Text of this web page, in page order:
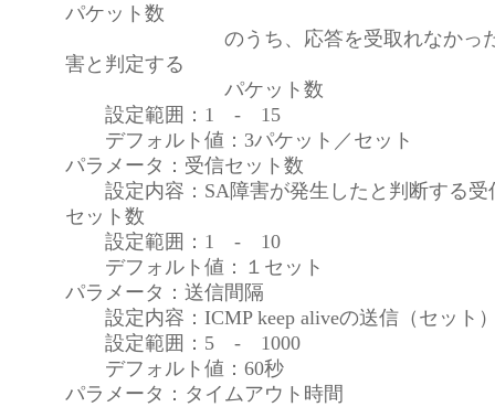
パケット数
のうち、応答を受取れなかったと
害と判定する
パケット数
設定範囲：1 - 15
デフォルト値：3パケット／セット
パラメータ：受信セット数
設定内容：SA障害が発生したと判断する受
セット数
設定範囲：1 - 10
デフォルト値：１セット
パラメータ：送信間隔
設定内容：ICMP keep aliveの送信（セット
設定範囲：5 - 1000
デフォルト値：60秒
パラメータ：タイムアウト時間